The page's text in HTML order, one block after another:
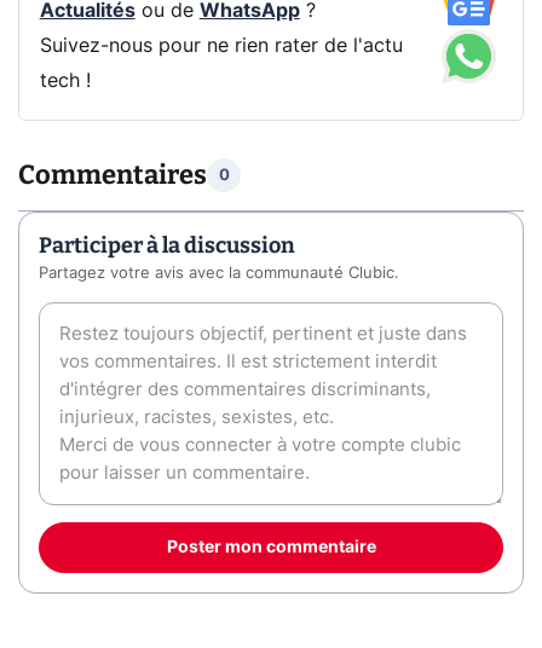
Actualitésou de WhatsApp?
Suivez-nous pour ne rien rater de l'actu
tech !
Commentaires 0
Participer à la discussion
Partagez votre avis avec la communauté Clubic.
Poster mon commentaire